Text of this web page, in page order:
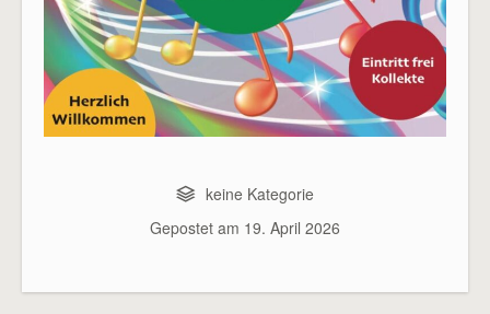
keine Kategorie
Gepostet am 19. April 2026